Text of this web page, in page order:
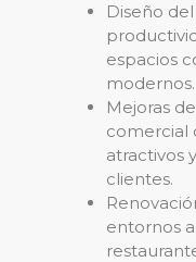
Diseño
espacios
modernos.
Mejoras
comercial
atractivos
clientes.
entornos